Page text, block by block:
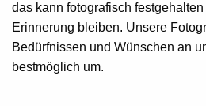
das kann fotografisch
Erinnerung bleiben. Unsere
Bedürfnissen und Wünschen an
bestmöglich um.